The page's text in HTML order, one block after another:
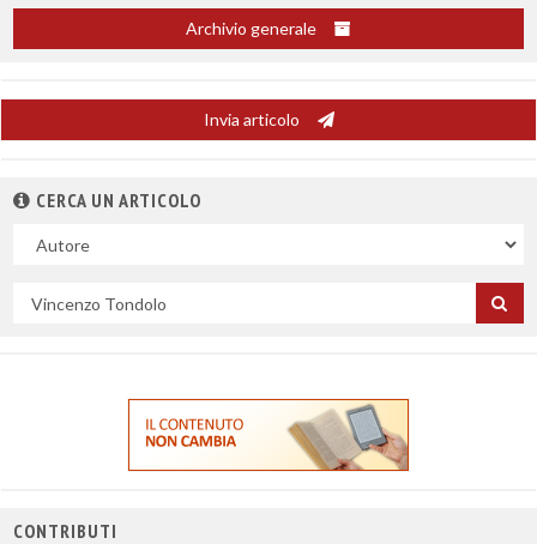
Archivio generale
Invia articolo
CERCA UN ARTICOLO
campo
per
CONTRIBUTI